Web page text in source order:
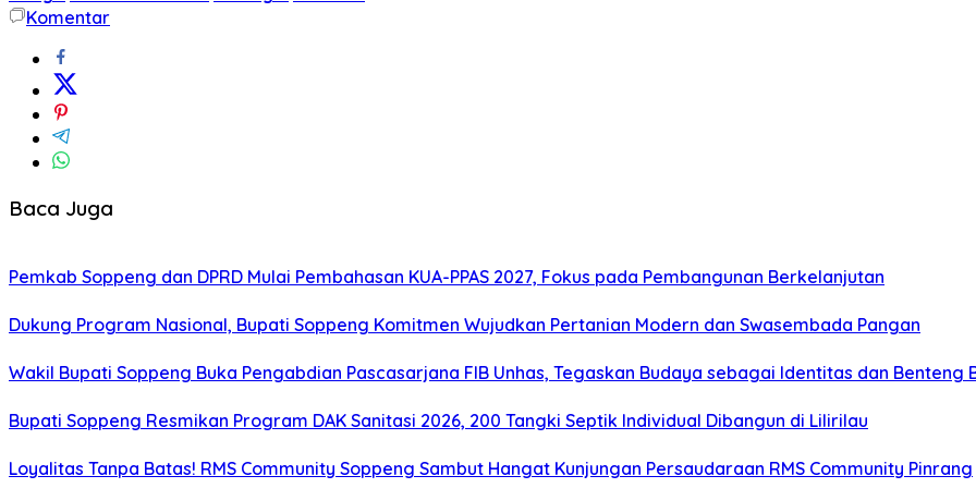
Komentar
Baca Juga
Pemkab Soppeng dan DPRD Mulai Pembahasan KUA-PPAS 2027, Fokus pada Pembangunan Berkelanjutan
Dukung Program Nasional, Bupati Soppeng Komitmen Wujudkan Pertanian Modern dan Swasembada Pangan
Wakil Bupati Soppeng Buka Pengabdian Pascasarjana FIB Unhas, Tegaskan Budaya sebagai Identitas dan Benteng
Bupati Soppeng Resmikan Program DAK Sanitasi 2026, 200 Tangki Septik Individual Dibangun di Lilirilau
Loyalitas Tanpa Batas! RMS Community Soppeng Sambut Hangat Kunjungan Persaudaraan RMS Community Pinrang